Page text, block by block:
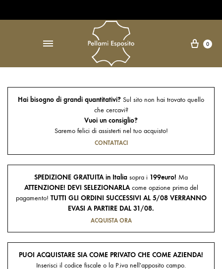
↵
0
Hai bisogno di grandi quantitativi? Sul sito non hai trovato quello
che cercavi?
Vuoi un consiglio?
Saremo felici di assisterti nel tuo acquisto!
CONTATTACI
SPEDIZIONE GRATUITA in Italia sopra i 199euro! Ma
ATTENZIONE! DEVI SELEZIONARLAcome opzione prima del
pagamento! TUTTI GLI ORDINI SUCCESSIVI AL 5/08 VERRANNO
EVASI A PARTIRE DAL 31/08.
ACQUISTA ORA
PUOI ACQUISTARE SIA COME PRIVATO CHE COME AZIENDA!
Inserisci il codice fiscale o la P.iva nell'apposito campo.